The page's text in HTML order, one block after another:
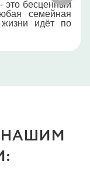
это бесценный
семейная
идёт по
НАШИМ